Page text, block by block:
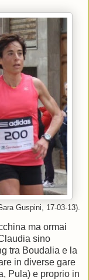
Guspini, 17-03-13).
ma ormai
sino
tra Boudalia e la
in diverse gare
Pula) e proprio in